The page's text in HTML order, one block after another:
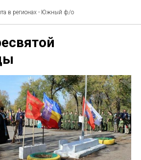
в регионах - Южный ф/о